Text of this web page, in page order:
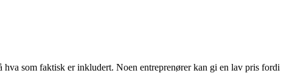
som faktisk er inkludert. Noen entreprenører kan gi en lav pris fordi